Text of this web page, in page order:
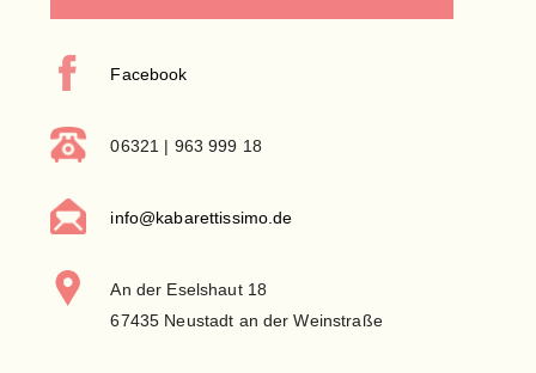
Facebook
06321 | 963 999 18
info@kabarettissimo.de
An der Eselshaut 18
67435 Neustadt an der Weinstraße